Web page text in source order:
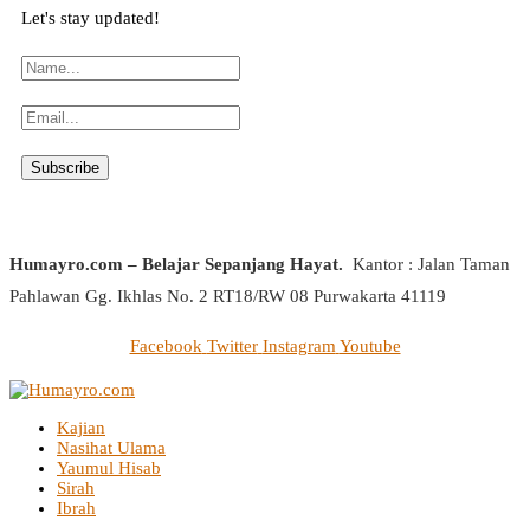
Let's stay updated!
Humayro.com – Belajar Sepanjang Hayat. Kantor : Jalan Taman
Pahlawan Gg. Ikhlas No. 2 RT18/RW 08 Purwakarta 41119
Facebook Twitter Instagram Youtube
Kajian
Nasihat Ulama
Yaumul Hisab
Sirah
Ibrah